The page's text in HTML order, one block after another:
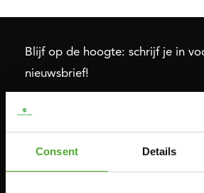
Consent Details
Blijf op de hoogte: schrijf je in
nieuwsbrief!
Cardio
HOMETRAINERS POWER